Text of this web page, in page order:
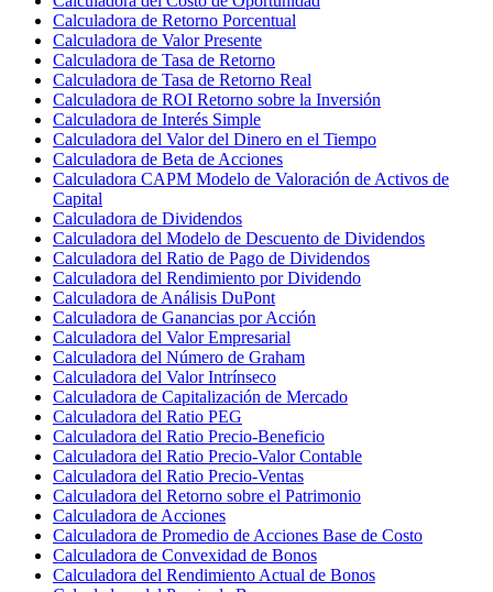
Calculadora de Retorno Porcentual
Calculadora de Valor Presente
Calculadora de Tasa de Retorno
Calculadora de Tasa de Retorno Real
Calculadora de ROI Retorno sobre la Inversión
Calculadora de Interés Simple
Calculadora del Valor del Dinero en el Tiempo
Calculadora de Beta de Acciones
Calculadora CAPM Modelo de Valoración de Activos de
Capital
Calculadora de Dividendos
Calculadora del Modelo de Descuento de Dividendos
Calculadora del Ratio de Pago de Dividendos
Calculadora del Rendimiento por Dividendo
Calculadora de Análisis DuPont
Calculadora de Ganancias por Acción
Calculadora del Valor Empresarial
Calculadora del Número de Graham
Calculadora del Valor Intrínseco
Calculadora de Capitalización de Mercado
Calculadora del Ratio PEG
Calculadora del Ratio Precio-Beneficio
Calculadora del Ratio Precio-Valor Contable
Calculadora del Ratio Precio-Ventas
Calculadora del Retorno sobre el Patrimonio
Calculadora de Acciones
Calculadora de Promedio de Acciones Base de Costo
Calculadora de Convexidad de Bonos
Calculadora del Rendimiento Actual de Bonos